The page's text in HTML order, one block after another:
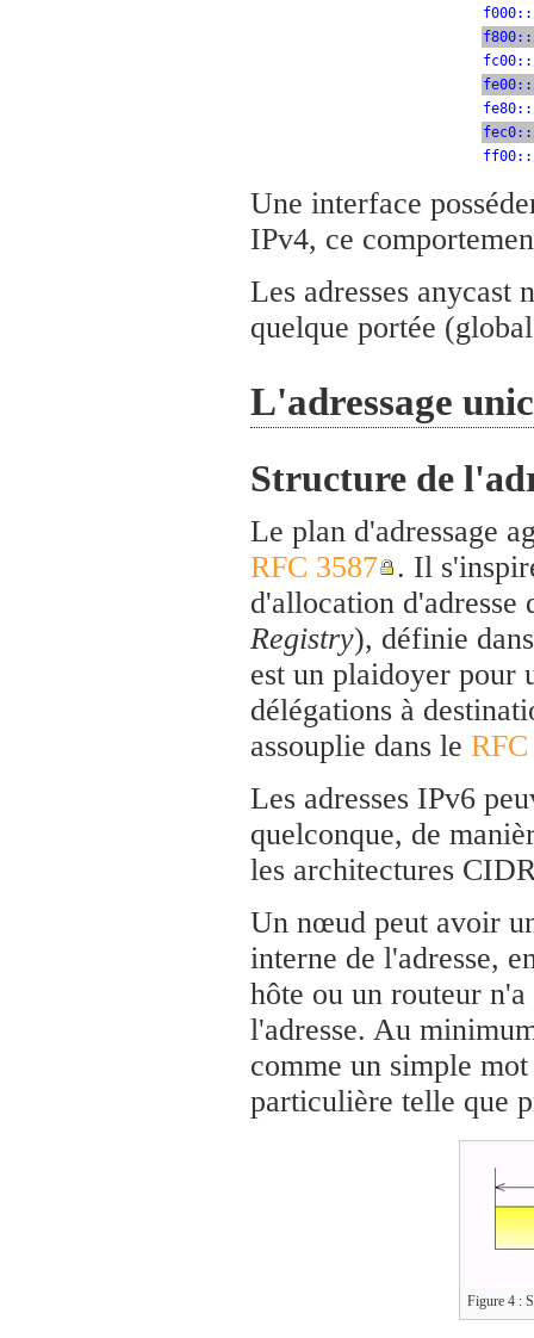
Une interface
IPv4, ce
Les adresses anycast
quelque portée
L'adressage
Structure de
Le plan d'adressage
RFC 3587 . Il
d'allocation
Registry), définie
est un plaidoyer pour
délégations à
assouplie dans le
Les adresses IPv6
quelconque, de
les architectures
Un nœud peut avoir
interne de l'adresse,
hôte ou un routeur
l'adresse. Au
comme un simple
particulière telle que
Figure 4 :